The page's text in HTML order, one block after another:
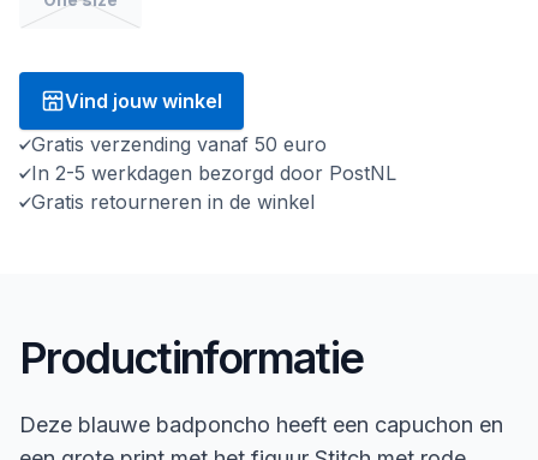
Vind jouw winkel
Gratis verzending vanaf 50 euro
In 2-5 werkdagen bezorgd door PostNL
Gratis retourneren in de winkel
Productinformatie
Deze blauwe badponcho heeft een capuchon en